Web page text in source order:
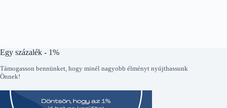
Egy százalék - 1%
Támogasson bennünket, hogy minél nagyobb élményt nyújthassunk
Önnek!